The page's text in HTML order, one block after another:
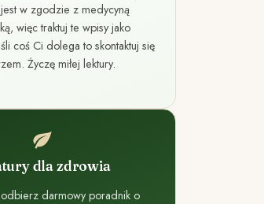
w zgodzie z medycyną
więc traktuj te wpisy jako
coś Ci dolega to skontaktuj się
Życzę miłej lektury.
dla zdrowia
darmowy poradnik o